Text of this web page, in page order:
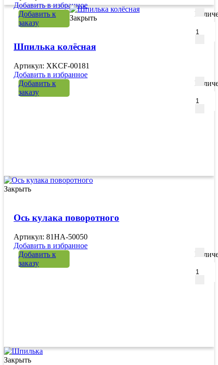
Добавить в избранное
Добавить к
заказу
Закрыть
Шпилька колёсная
Артикул: XKCF-00181
Добавить в избранное
Добавить к
заказу
Закрыть
Ось кулака поворотного
Артикул: 81HA-50050
Добавить в избранное
Добавить к
заказу
Закрыть